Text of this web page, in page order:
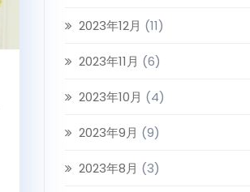
2023年12月 (11)
2023年11月 (6)
2023年10月 (4)
2023年9月 (9)
2023年8月 (3)